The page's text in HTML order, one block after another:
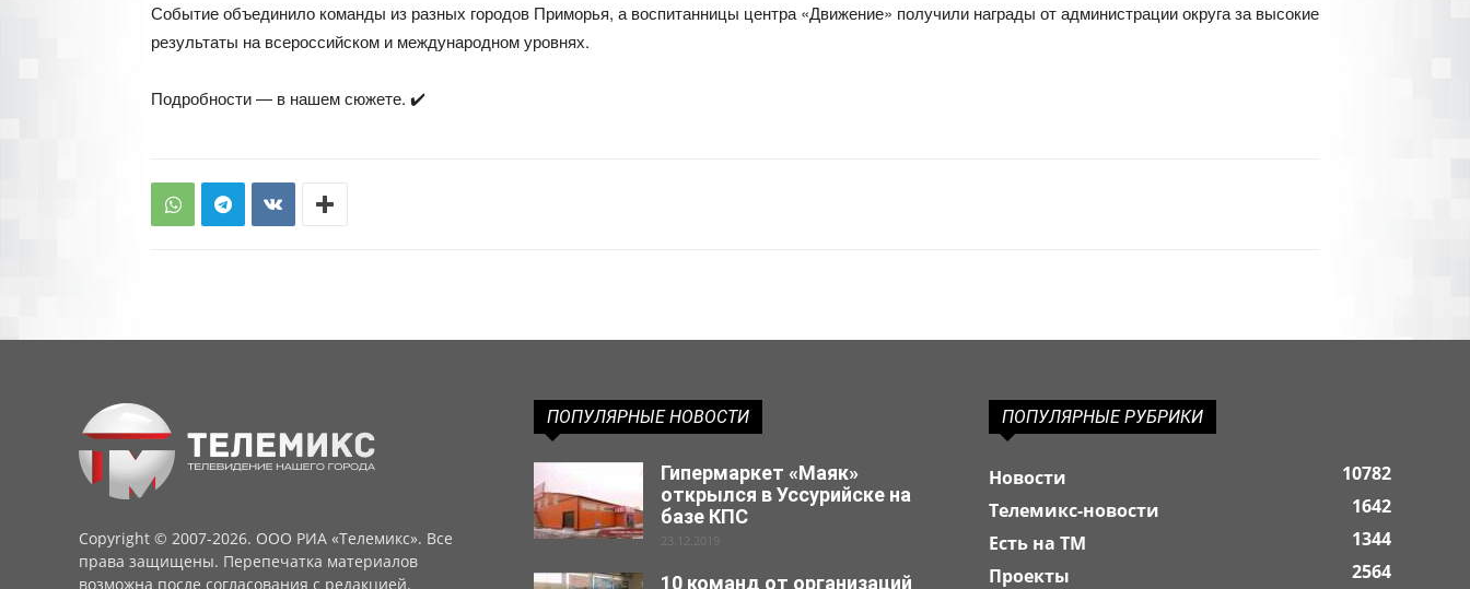
Событие объединило команды из разных городов Приморья, а воспитанницы центра «Движение» получили награды от администрации округа за высокие
результаты на всероссийском и международном уровнях.
Подробности — в нашем сюжете. ✔️
Copyright © 2007-2026. ООО РИА «Телемикс». Все
права защищены. Перепечатка материалов
возможна после согласования с редакцией.
ПОПУЛЯРНЫЕ НОВОСТИ
Гипермаркет «Маяк»
открылся в Уссурийске на
базе КПС
23.12.2019
10 команд от организаций
ПОПУЛЯРНЫЕ РУБРИКИ
Новости
10782
Телемикс-новости
1642
Есть на ТМ
1344
Проекты
2564